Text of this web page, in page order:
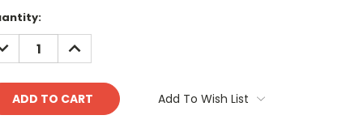
INCREASE
QUANTITY:
Add To Wish List